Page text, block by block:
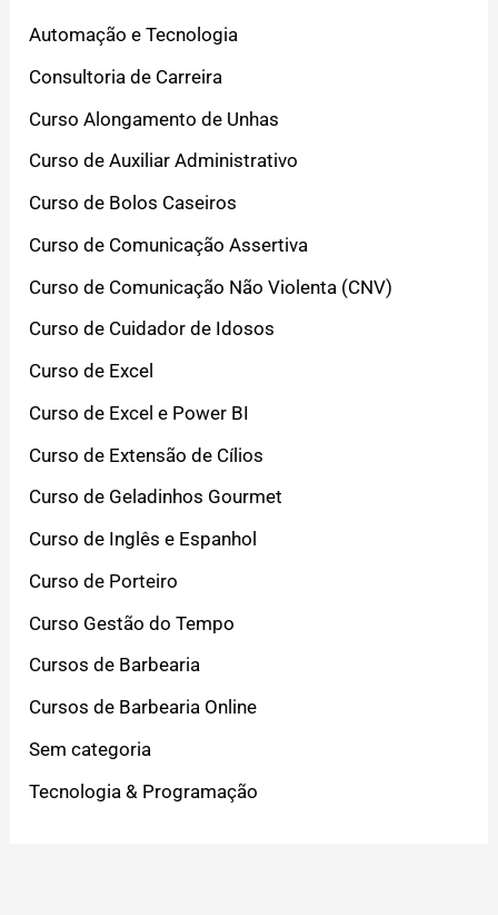
Automação e Tecnologia
Consultoria de Carreira
Curso Alongamento de Unhas
Curso de Auxiliar Administrativo
Curso de Bolos Caseiros
Curso de Comunicação Assertiva
Curso de Comunicação Não Violenta (CNV)
Curso de Cuidador de Idosos
Curso de Excel
Curso de Excel e Power BI
Curso de Extensão de Cílios
Curso de Geladinhos Gourmet
Curso de Inglês e Espanhol
Curso de Porteiro
Curso Gestão do Tempo
Cursos de Barbearia
Cursos de Barbearia Online
Sem categoria
Tecnologia & Programação